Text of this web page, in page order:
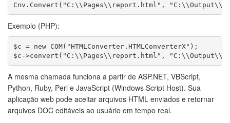
Cnv.Convert("C:\\Pages\\report.html",
Exemplo (PHP):
$c = new COM("HTMLConverter.HTMLConverterX");
$c->convert("C:\\Pages\\report.html",
A mesma chamada funciona a partir de ASP.NET, VBScript,
Python, Ruby, Perl e JavaScript (Windows Script Host). Sua
aplicação web pode aceitar arquivos HTML enviados e retornar
arquivos DOC editáveis ao usuário em tempo real.